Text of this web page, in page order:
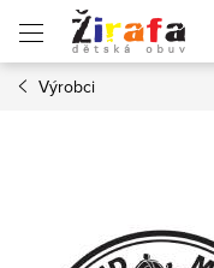
obsah
Výrobci